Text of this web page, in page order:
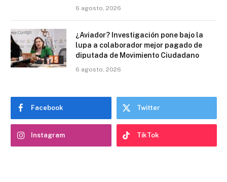
6 agosto, 2026
¿Aviador? Investigación pone bajo la
lupa a colaborador mejor pagado de
diputada de Movimiento Ciudadano
6 agosto, 2026
Facebook Twitter
Instagram TikTok